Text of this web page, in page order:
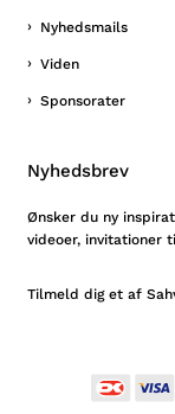
Nyhedsmails
Viden
Sponsorater
Nyhedsbrev
Ønsker du ny
videoer, invitationer
Tilmeld dig et af